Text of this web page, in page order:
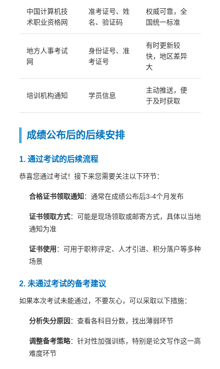
中国计算机技
术职业资格网
准考证号、姓
名、验证码
权威可靠，全
国统一标准
地方人事考试
网
身份证号、准
考证号
有时更新较
快，地区差异
大
培训机构通知 学员信息
主动推送，便
于及时获取
成绩公布后的后续安排
1. 通过考试的后续流程
恭喜您通过考试！接下来您需要关注以下环节：
合格证书领取通知 ：通常在成绩公布后3-4个月发布
证书领取方式：可能是现场领取或邮寄方式，具体以当地
通知为准
证书使用 ：可用于职称评定、人才引进、积分落户等多种
场景
2. 未通过考试的备考建议
如果本次考试未能通过，不要灰心，可以采取以下措施：
分析失分原因 ：查看各科目分数，找出薄弱环节
调整备考策略：针对性加强训练，特别是论文写作这一高
难度环节